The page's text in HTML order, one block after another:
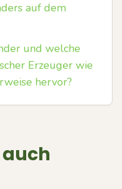
auf dem
und welche
Erzeuger wie
hervor?